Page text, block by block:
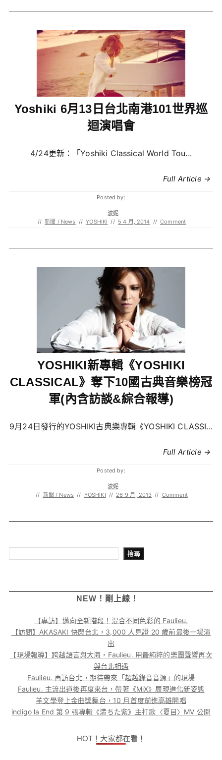
Yoshiki 6月13日台北南港101世界巡
迴演唱會
4/24更新：「Yoshiki Classical World Tou...
Full Article →
Posted by:
波妮
// 新聞 / News // YOSHIKI // 5 4 月, 2014 // Comment
YOSHIKI新專輯《YOSHIKI
CLASSICAL》奪下10國古典音樂榜冠
軍(內含訪談&綜合報導)
9月24日發行的YOSHIKI古典樂專輯《YOSHIKI CLASSI...
Full Article →
Posted by:
波妮
// 新聞 / News // YOSHIKI // 26 9 月, 2013 // Comment
搜尋
NEW！剛上線！
【專訪】邁向全新階段！混合不同色彩的 Faulieu.
【訪問】AKASAKI 快閃台北，3,000 人見證 20 歲前最後一場演
出
【現場報導】跨越語言與大海，Faulieu. 用最純粹的樂團聲響再次
與台北相遇
Faulieu. 再訪台北，期待帶來「超越錄音音源」的現場
Faulieu. 主流出道後再度來台，帶著《MiX》展現進化新姿態
羊文學登上金曲獎舞台，10 月首度前進高雄開唱
indigo la End 第 9 張專輯《満ちた紫》主打歌〈夏目〉MV 公開
HOT！大家都在看！